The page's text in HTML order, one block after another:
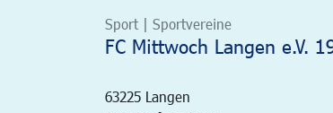
Sport | Sportvereine
FC Mittwoch Langen e.V.
63225 Langen